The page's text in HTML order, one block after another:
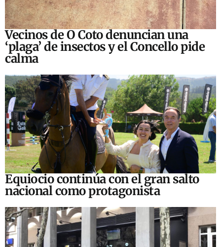
Vecinos de O Coto denuncian una
‘plaga’ de insectos y el Concello pide
calma
Equiocio continúa con el gran salto
nacional como protagonista